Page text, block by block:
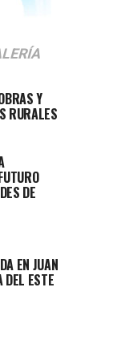
Y
RURALES
DE
EN JUAN
DEL ESTE